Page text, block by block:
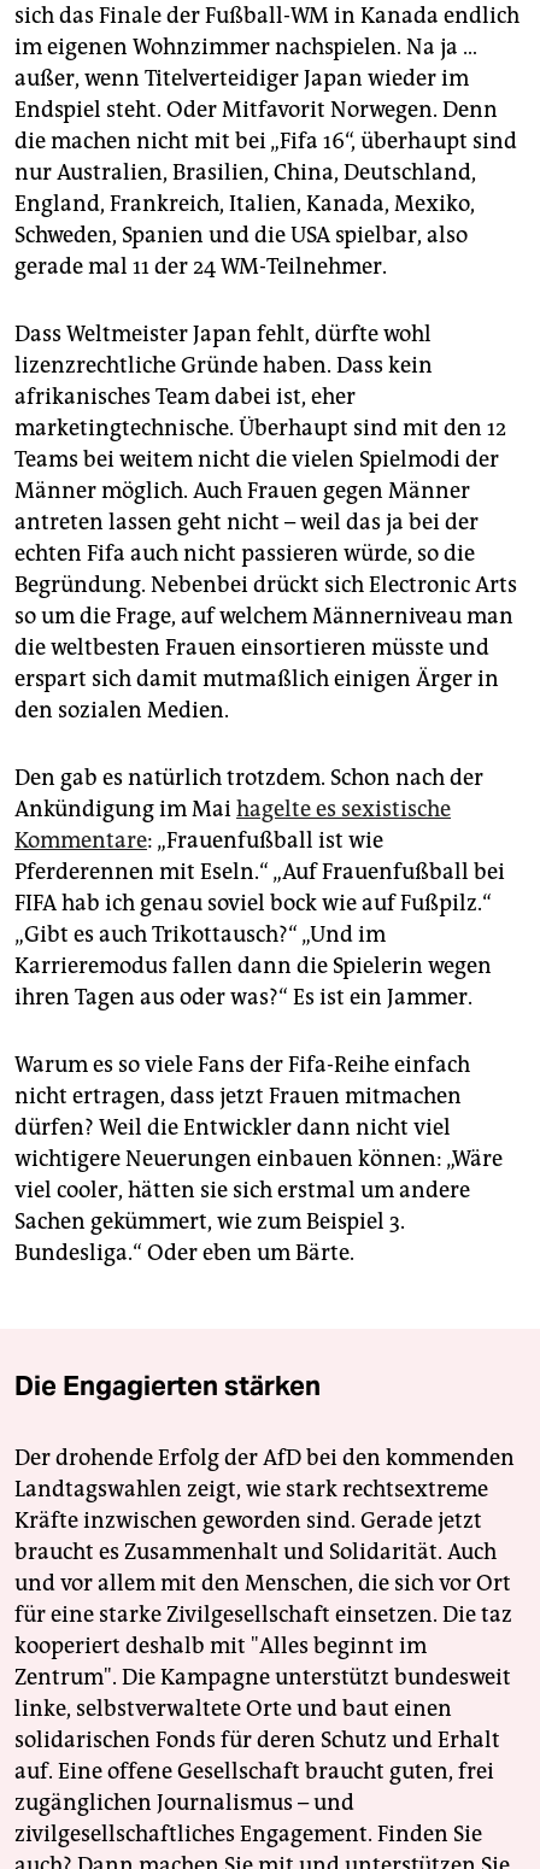
sich das Finale der Fußball-WM in Kanada endlich
im eigenen Wohnzimmer nachspielen. Na ja …
außer, wenn Titelverteidiger Japan wieder im
Endspiel steht. Oder Mitfavorit Norwegen. Denn
die machen nicht mit bei „Fifa 16“, überhaupt sind
nur Australien, Brasilien, China, Deutschland,
England, Frankreich, Italien, Kanada, Mexiko,
Schweden, Spanien und die USA spielbar, also
gerade mal 11 der 24 WM-Teilnehmer.
Dass Weltmeister Japan fehlt, dürfte wohl
lizenzrechtliche Gründe haben. Dass kein
afrikanisches Team dabei ist, eher
marketingtechnische. Überhaupt sind mit den 12
Teams bei weitem nicht die vielen Spielmodi der
Männer möglich. Auch Frauen gegen Männer
antreten lassen geht nicht – weil das ja bei der
echten Fifa auch nicht passieren würde, so die
Begründung. Nebenbei drückt sich Electronic Arts
so um die Frage, auf welchem Männerniveau man
die weltbesten Frauen einsortieren müsste und
erspart sich damit mutmaßlich einigen Ärger in
den sozialen Medien.
Den gab es natürlich trotzdem. Schon nach der
Ankündigung im Maihagelte es sexistische
Kommentare: „Frauenfußball ist wie
Pferderennen mit Eseln.“ „Auf Frauenfußball bei
FIFA hab ich genau soviel bock wie auf Fußpilz.“
„Gibt es auch Trikottausch?“ „Und im
Karrieremodus fallen dann die Spielerin wegen
ihren Tagen aus oder was?“ Es ist ein Jammer.
Warum es so viele Fans der Fifa-Reihe einfach
nicht ertragen, dass jetzt Frauen mitmachen
dürfen? Weil die Entwickler dann nicht viel
wichtigere Neuerungen einbauen können: „Wäre
viel cooler, hätten sie sich erstmal um andere
Sachen gekümmert, wie zum Beispiel 3.
Bundesliga.“ Oder eben um Bärte.
Die Engagierten stärken
Der drohende Erfolg der AfD bei den kommenden
Landtagswahlen zeigt, wie stark rechtsextreme
Kräfte inzwischen geworden sind. Gerade jetzt
braucht es Zusammenhalt und Solidarität. Auch
und vor allem mit den Menschen, die sich vor Ort
für eine starke Zivilgesellschaft einsetzen. Die taz
kooperiert deshalb mit "Alles beginnt im
Zentrum". Die Kampagne unterstützt bundesweit
linke, selbstverwaltete Orte und baut einen
solidarischen Fonds für deren Schutz und Erhalt
auf. Eine offene Gesellschaft braucht guten, frei
zugänglichen Journalismus – und
zivilgesellschaftliches Engagement. Finden Sie